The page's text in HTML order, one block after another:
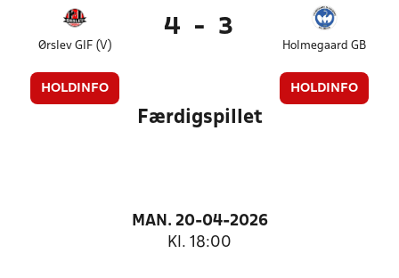
Ørslev GIF (V)
HOLDINFO
4 - 3
Holmegaard GB
HOLDINFO
Færdigspillet
MAN. 20-04-2026
Kl. 18:00